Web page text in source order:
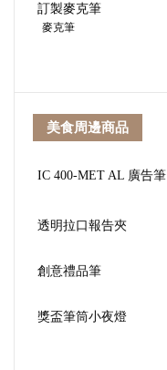
訂製麥克筆
麥克筆
美食周邊商品
IC 400-MET AL 廣告筆
透明拉口報告夾
創意禮品筆
獎盃筆筒小夜燈